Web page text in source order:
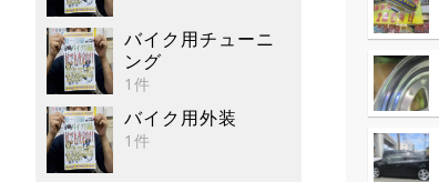
バイク用チューニ
ング
1件
バイク用外装
1件